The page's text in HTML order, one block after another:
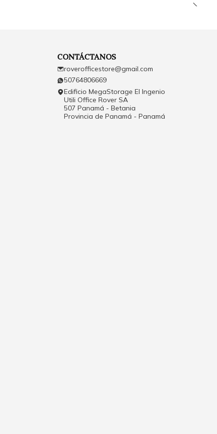
CONTÁCTANOS
roverofficestore@gmail.com
50764806669
Edificio MegaStorage El Ingenio
Utili Office Rover SA
507 Panamá - Betania
Provincia de Panamá - Panamá